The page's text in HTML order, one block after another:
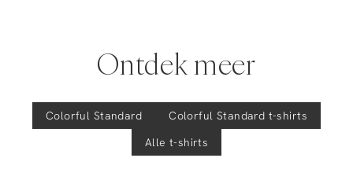
Ontdek meer
Colorful Standard Colorful Standard t-shirts
Alle t-shirts